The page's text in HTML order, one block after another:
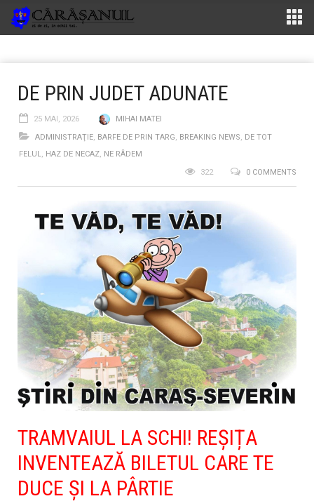
DE PRIN JUDET ADUNATE
25 MAI, 2026
MIHAI MATEI
ADMINISTRAŢIE, BARFE DE PRIN TARG, BREAKING NEWS, DE TOT
FELUL, HAZ DE NECAZ, NE RÂDEM
0 COMMENTS
322
TRAMVAIUL LA SCHI! REȘIȚA
INVENTEAZĂ BILETUL CARE TE
DUCE ȘI LA PÂRTIE